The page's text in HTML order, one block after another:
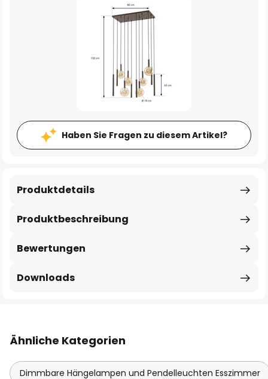
Haben Sie Fragen zu diesem Artikel?
Produktbeschreibung
Produktdetails
Bewertungen
Downloads
Ähnliche Kategorien
Dimmbare Hängelampen und Pendelleuchten Esszimmer